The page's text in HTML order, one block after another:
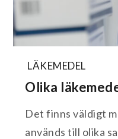
LÄKEMEDEL
Olika
Det finns väldigt
används till olika